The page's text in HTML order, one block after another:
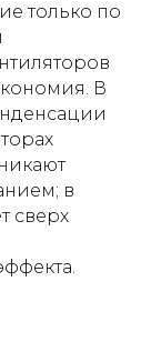
только по
В
в
сверх